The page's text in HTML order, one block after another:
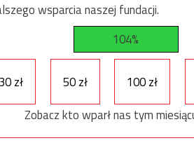
wsparcia naszej fundacji.
104%
30 zł 50 zł 100 zł
Zobacz kto wparł nas tym